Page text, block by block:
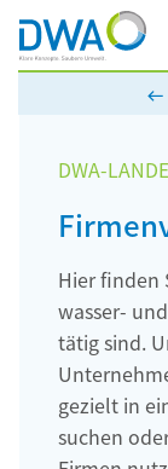
DWA-
Hier finden
wasser-
tätig sind.
gezielt in
suchen